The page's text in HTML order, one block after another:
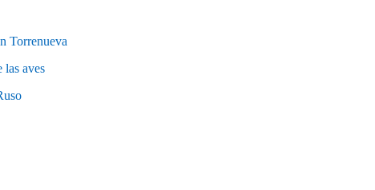
Torrenueva
las aves